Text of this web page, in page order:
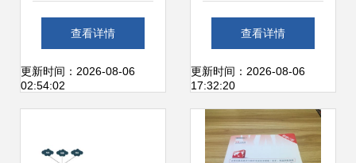
北京网络职业学院
计算机网络技术
查看详情
更新时间：2026-08-06
02:54:02
利物浦大学硬核实
力引领未来计算机
网络工程技术服务
查看详情
更新时间：2026-08-06
17:32:20